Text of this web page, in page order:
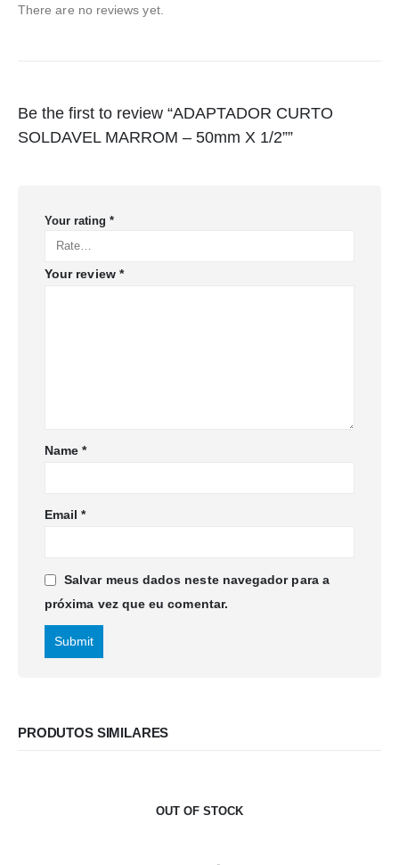
There are no reviews yet.
Be the first to review “ADAPTADOR CURTO
SOLDAVEL MARROM – 50mm X 1/2””
Your rating *
Your review *
Name*
Email*
Salvar meus dados neste navegador para a
próxima vez que eu comentar.
PRODUTOS SIMILARES
OUT OF STOCK